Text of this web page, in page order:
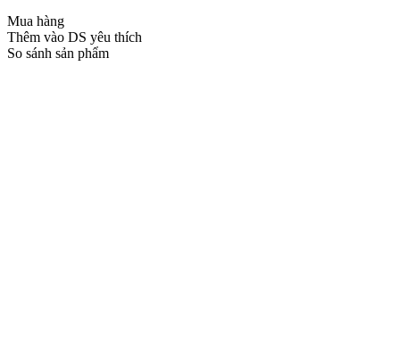
Mua hàng
Thêm vào DS yêu thích
So sánh sản phẩm